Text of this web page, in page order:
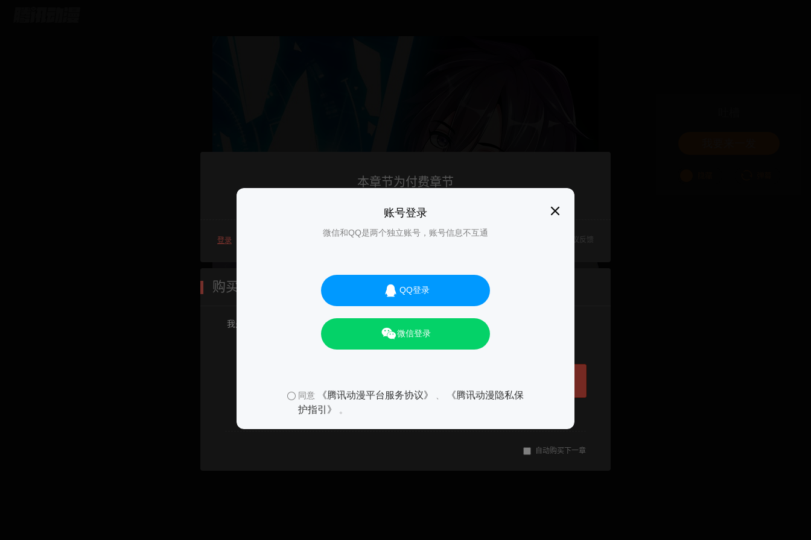
账号登录
微信和QQ是两个独立账号，账号信息不互通
QQ登录
微信登录
同意 《腾讯动漫平台服务协议》
《腾讯动漫隐私保
护指引》
。